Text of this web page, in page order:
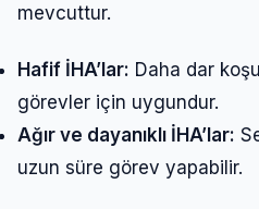
mevcuttur.
Hafif İHA’lar: Daha dar
görevler için uygundur.
Ağır ve dayanıklı İHA’lar:
uzun süre görev yapabilir.